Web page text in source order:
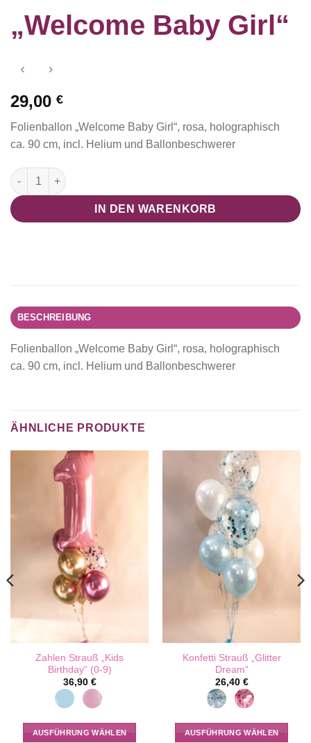
„Welcome Baby Girl“
29,00 €
Folienballon „Welcome Baby Girl“, rosa, holographisch
ca. 90 cm, incl. Helium und Ballonbeschwerer
Folienballon "Welcome Baby Girl" Menge
IN DEN WARENKORB
BESCHREIBUNG
Folienballon „Welcome Baby Girl“, rosa, holographisch
ca. 90 cm, incl. Helium und Ballonbeschwerer
ÄHNLICHE PRODUKTE
Zahlen Strauß „Kids
Birthday“ (0-9)
36,90 €
AUSFÜHRUNG WÄHLEN
Konfetti Strauß „Glitter
Dream“
26,40 €
AUSFÜHRUNG WÄHLEN